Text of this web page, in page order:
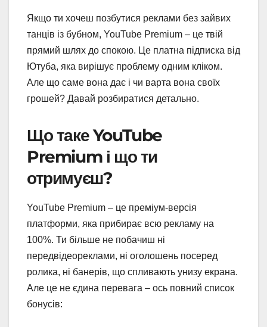
Якщо ти хочеш позбутися реклами без зайвих
танців із бубном, YouTube Premium – це твій
прямий шлях до спокою. Це платна підписка від
Ютуба, яка вирішує проблему одним кліком.
Але що саме вона дає і чи варта вона своїх
грошей? Давай розбиратися детально.
Що таке YouTube
Premium і що ти
отримуєш?
YouTube Premium – це преміум-версія
платформи, яка прибирає всю рекламу на
100%. Ти більше не побачиш ні
передвідеореклами, ні оголошень посеред
ролика, ні банерів, що спливають унизу екрана.
Але це не єдина перевага – ось повний список
бонусів: